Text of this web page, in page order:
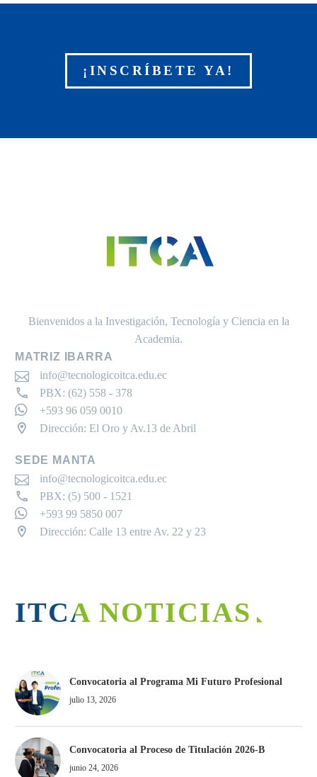
¡INSCRÍBETE YA!
Bienvenidos a la Investigación, Tecnología y Ciencia en la
Academia.
MATRIZ IBARRA
info@tecnologicoitca.edu.ec
PBX: (62) 558 - 378
+593 96 059 0010
Dirección: El Oro y Av.13 de Abril
SEDE MANTA
info@tecnologicoitca.edu.ec
PBX: (5) 500 - 1521
+593 99 5850 007
Dirección: Calle 13 entre Av. 22 y 23
ITCA NOTICIAS
Convocatoria al Programa Mi Futuro Profesional
julio 13, 2026
Convocatoria al Proceso de Titulación 2026-B
junio 24, 2026